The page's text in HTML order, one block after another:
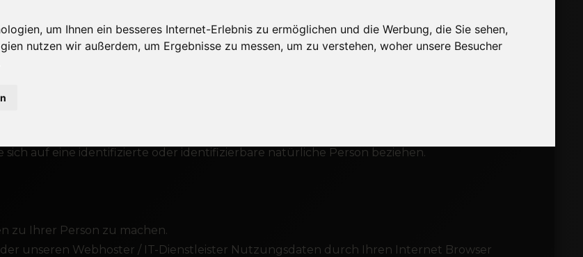
um Ihnen ein besseres Internet-Erlebnis zu ermöglichen und die Werbung, die Sie sehen,
nutzen wir außerdem, um Ergebnisse zu messen, um zu verstehen, woher unsere Besucher
ist die Bereitstellung Ihrer personenbezogenen Daten weder gesetzlich oder
erforderlich. Sie sind zur Bereitstellung der Daten nicht verpflichtet. Eine
auf eine identifizierte oder identifizierbare natürliche Person beziehen.
zu Ihrer Person zu machen.
unseren Webhoster / IT-Dienstleister Nutzungsdaten durch Ihren Internet Browser